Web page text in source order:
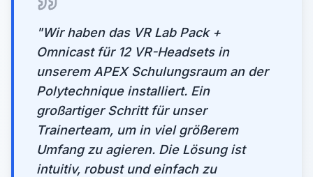
"Wir haben das VR Lab Pack +
Omnicast für 12 VR-Headsets in
unserem APEX Schulungsraum an der
Polytechnique installiert. Ein
großartiger Schritt für unser
Trainerteam, um in viel größerem
Umfang zu agieren. Die Lösung ist
intuitiv, robust und einfach zu